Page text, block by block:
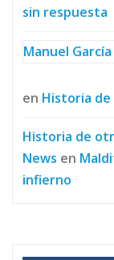
sin respuesta
Manuel García
en Historia
Historia de
News en
infierno